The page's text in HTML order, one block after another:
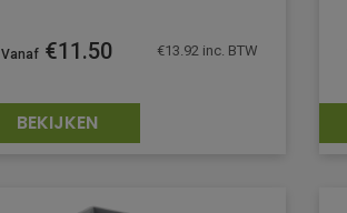
€11.50 €13.92inc. BTW
BEKIJKEN